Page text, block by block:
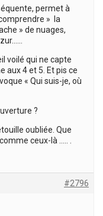
permet à
» la
» de nuages,
voilé qui ne capte
aux 4 et 5. Et pis ce
« Qui suis-je, où
?
oubliée. Que
ceux-là ….. .
#2796